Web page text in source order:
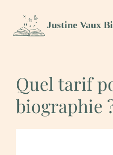
contenu
Justine Vaux
Quel tarif
biographie